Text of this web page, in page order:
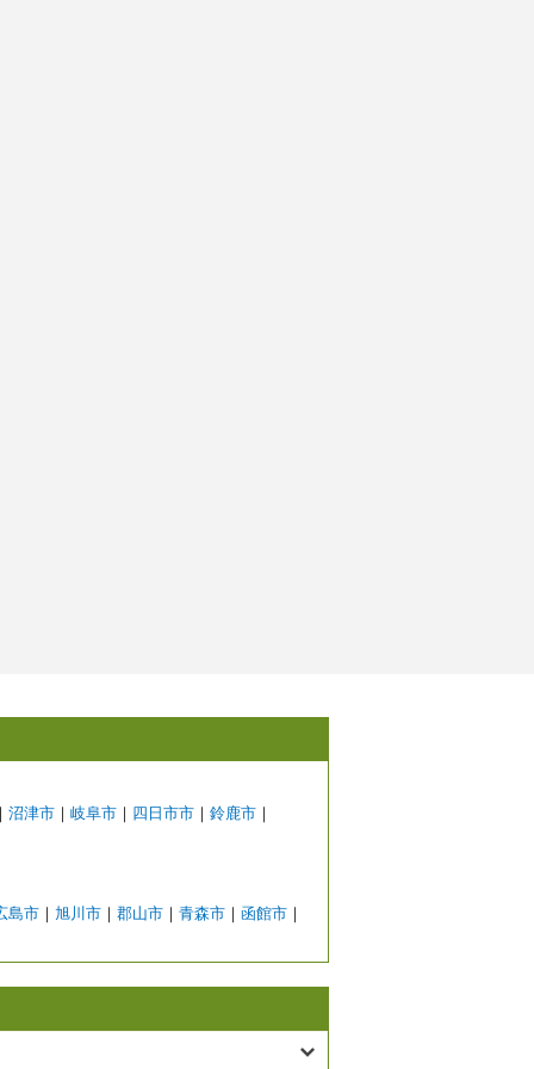
沼津市 ｜ 岐阜市 ｜ 四日市市 ｜ 鈴鹿市 ｜
島市 ｜ 旭川市 ｜ 郡山市 ｜ 青森市 ｜ 函館市 ｜